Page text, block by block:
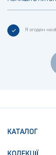
Я згоден на
КАТАЛОГ